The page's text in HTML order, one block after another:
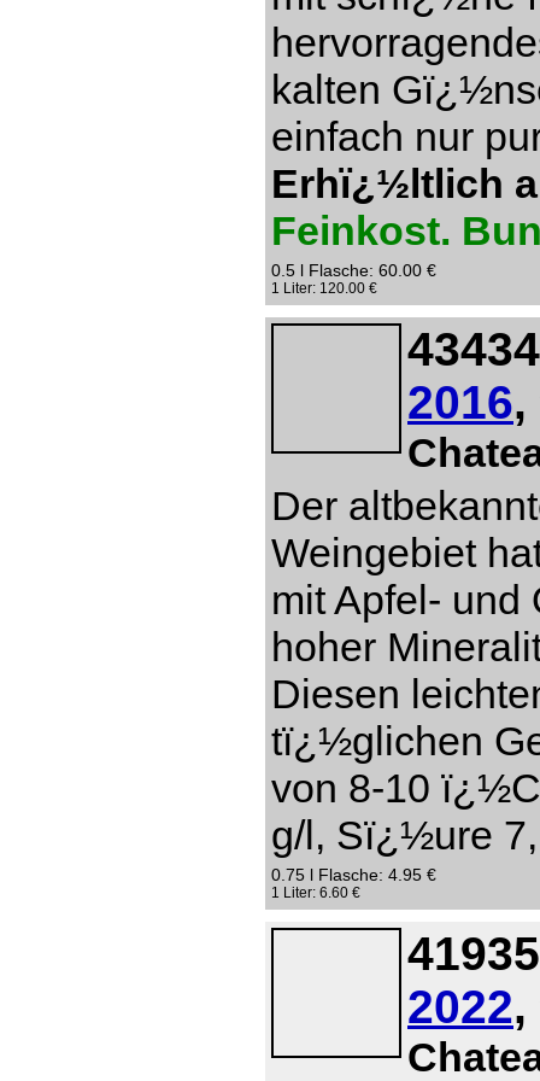
kalten
einfach nur
Erhï¿½ltlich
Feinkost.
0.5 l Flasche: 60.00 €
1 Liter: 120.00 €
2016,
Der
Weingebiet
mit Apfel- und
hoher
Diesen
tï¿½glichen
von 8-10
g/l, Sï¿½ure
0.75 l Flasche: 4.95 €
1 Liter: 6.60 €
2022,